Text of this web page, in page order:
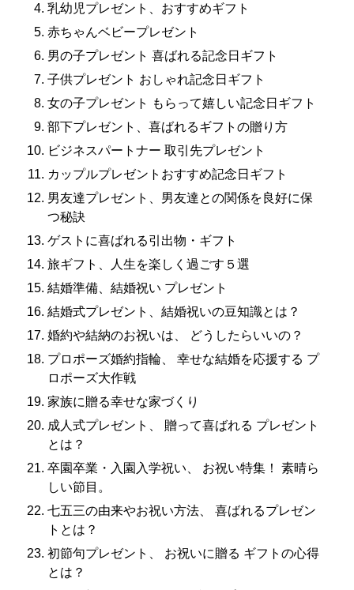
乳幼児プレゼント、おすすめギフト
赤ちゃんベビープレゼント
男の子プレゼント 喜ばれる記念日ギフト
子供プレゼント おしゃれ記念日ギフト
女の子プレゼント もらって嬉しい記念日ギフト
部下プレゼント、喜ばれるギフトの贈り方
ビジネスパートナー 取引先プレゼント
カップルプレゼントおすすめ記念日ギフト
男友達プレゼント、男友達との関係を良好に保
つ秘訣
ゲストに喜ばれる引出物・ギフト
旅ギフト、人生を楽しく過ごす５選
結婚準備、結婚祝い プレゼント
結婚式プレゼント、結婚祝いの豆知識とは？
婚約や結納のお祝いは、 どうしたらいいの？
プロポーズ婚約指輪、 幸せな結婚を応援する プ
ロポーズ大作戦
家族に贈る幸せな家づくり
成人式プレゼント、 贈って喜ばれる プレゼント
とは？
卒園卒業・入園入学祝い、 お祝い特集！ 素晴ら
しい節目。
七五三の由来やお祝い方法、 喜ばれるプレゼン
トとは？
初節句プレゼント、 お祝いに贈る ギフトの心得
とは？